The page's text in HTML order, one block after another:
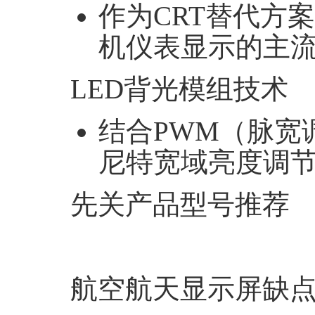
作为CRT替代方
机仪表显示的主
LED背光模组技术‌
结合PWM （脉
尼特宽域亮度调
先关产品型号推荐
航空航天显示屏缺